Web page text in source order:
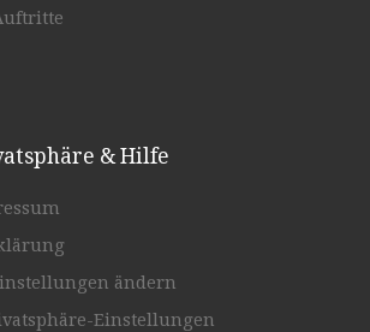
& Hilfe
ändern
Einstellungen